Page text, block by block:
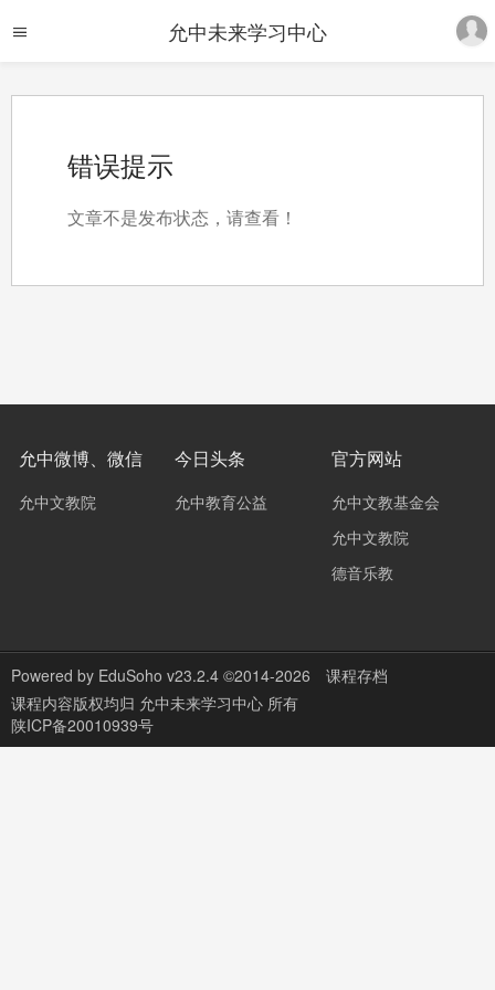
允中未来学习中心
错误提示
文章不是发布状态，请查看！
允中微博、微信
允中文教院
今日头条
允中教育公益
官方网站
允中文教基金会
允中文教院
德音乐教
Powered by EduSoho v23.2.4 ©2014-2026
课程存档
课程内容版权均归 允中未来学习中心 所有
陕ICP备20010939号